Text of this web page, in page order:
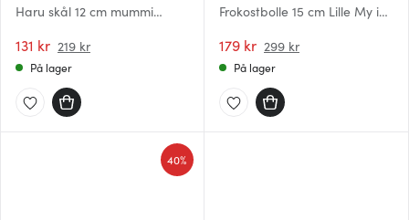
Haru skål 12 cm mummi
131 kr 219 kr
På lager
Frokostbolle 15 cm Lille My i
179 kr 299 kr
På lager
40%